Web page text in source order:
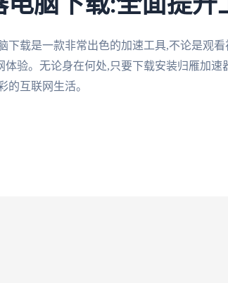
下载是一款非常出色的加速工具,不论是观
体验。无论身在何处,只要下载安装归雁加
的互联网生活。